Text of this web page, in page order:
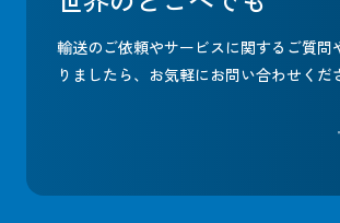
輸送のご依頼やサービスに関するご質問
りましたら、 お気軽にお問い合わせくだ